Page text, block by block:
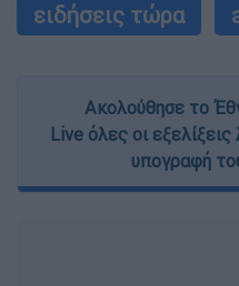
ειδήσεις τώρα
Ακολούθησε το
Live όλες οι
υπογραφή